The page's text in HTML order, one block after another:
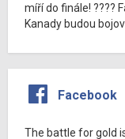
míří do finále! ????
Kanady budou
Facebook
The battle for gold